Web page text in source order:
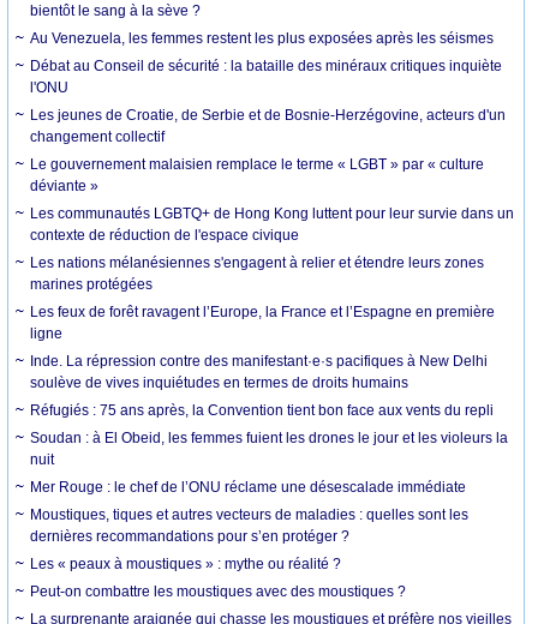
bientôt le sang à la sève ?
Au Venezuela, les femmes restent les plus exposées après les séismes
Débat au Conseil de sécurité : la bataille des minéraux critiques inquiète
l'ONU
Les jeunes de Croatie, de Serbie et de Bosnie-Herzégovine, acteurs d'un
changement collectif
Le gouvernement malaisien remplace le terme « LGBT » par « culture
déviante »
Les communautés LGBTQ+ de Hong Kong luttent pour leur survie dans un
contexte de réduction de l'espace civique
Les nations mélanésiennes s'engagent à relier et étendre leurs zones
marines protégées
Les feux de forêt ravagent l’Europe, la France et l’Espagne en première
ligne
Inde. La répression contre des manifestant·e·s pacifiques à New Delhi
soulève de vives inquiétudes en termes de droits humains
Réfugiés : 75 ans après, la Convention tient bon face aux vents du repli
Soudan : à El Obeid, les femmes fuient les drones le jour et les violeurs la
nuit
Mer Rouge : le chef de l’ONU réclame une désescalade immédiate
Moustiques, tiques et autres vecteurs de maladies : quelles sont les
dernières recommandations pour s’en protéger ?
Les « peaux à moustiques » : mythe ou réalité ?
Peut-on combattre les moustiques avec des moustiques ?
La surprenante araignée qui chasse les moustiques et préfère nos vieilles